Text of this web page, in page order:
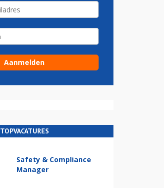
TOPVACATURES
Safety & Compliance
Manager